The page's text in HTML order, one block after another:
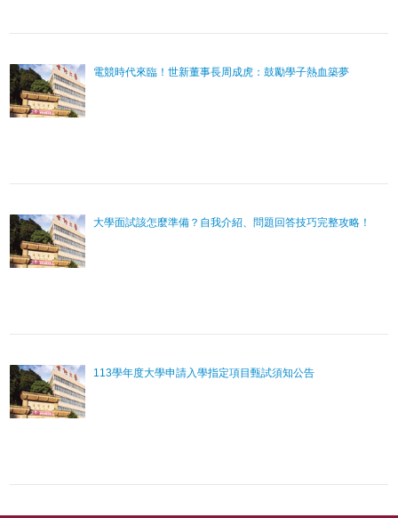
電競時代來臨！世新董事長周成虎：鼓勵學子熱血築夢
大學面試該怎麼準備？自我介紹、問題回答技巧完整攻略！
113學年度大學申請入學指定項目甄試須知公告